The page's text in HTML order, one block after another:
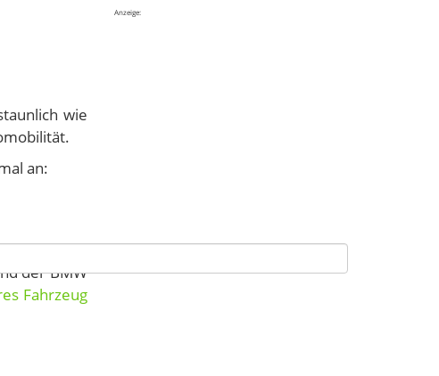
wie
an:
der BMW
Fahrzeug
Anzeige: